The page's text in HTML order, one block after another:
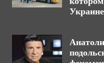
Украине